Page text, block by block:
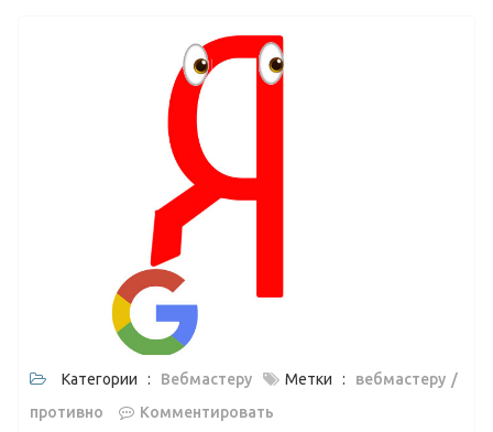
Категории : Вебмастеру Метки : вебмастеру
противно
Комментировать